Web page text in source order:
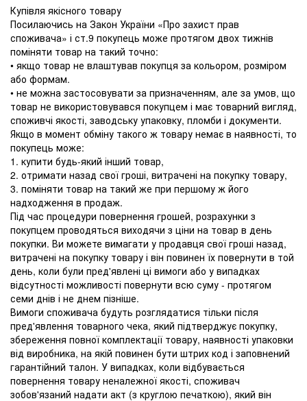
Купівля якісного товару
Посилаючись на Закон України «Про захист прав
споживача» і ст.9 покупець може протягом двох тижнів
поміняти товар на такий точно:
• якщо товар не влаштував покупця за кольором, розміром
або формам.
• не можна застосовувати за призначенням, але за умов, що
товар не використовувався покупцем і має товарний вигляд,
споживчі якості, заводську упаковку, пломби і документи.
Якщо в момент обміну такого ж товару немає в наявності, то
покупець може:
1. купити будь-який інший товар,
2. отримати назад свої гроші, витрачені на покупку товару,
3. поміняти товар на такий же при першому ж його
надходження в продаж.
Під час процедури повернення грошей, розрахунки з
покупцем проводяться виходячи з ціни на товар в день
покупки. Ви можете вимагати у продавця свої гроші назад,
витрачені на покупку товару і він повинен їх повернути в той
день, коли були пред'явлені ці вимоги або у випадках
відсутності можливості повернути всю суму - протягом
семи днів і не днем ​​пізніше.
Вимоги споживача будуть розглядатися тільки після
пред'явлення товарного чека, який підтверджує покупку,
збереження повної комплектації товару, наявності упаковки
від виробника, на якій повинен бути штрих код і заповнений
гарантійний талон. У випадках, коли відбувається
повернення товару неналежної якості, споживач
зобов'язаний надати акт (з круглою печаткою), який він